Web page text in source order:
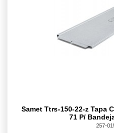
Samet Ttrs-150-22-z Tapa
71 P/
257-